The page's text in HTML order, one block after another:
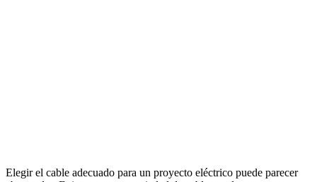
Elegir el cable adecuado para un proyecto eléctrico puede parecer